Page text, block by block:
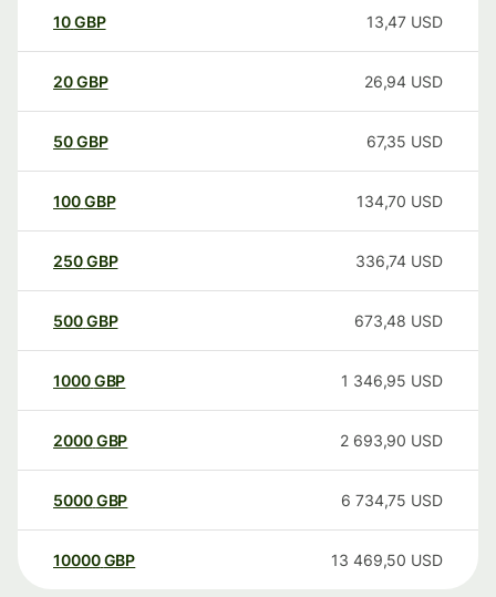
10GBP 13,47 USD
20GBP 26,94 USD
50GBP 67,35 USD
100GBP 134,70 USD
250GBP 336,74 USD
500GBP 673,48 USD
1000GBP 1 346,95 USD
2000GBP 2 693,90 USD
5000GBP 6 734,75 USD
10000 GBP 13 469,50 USD